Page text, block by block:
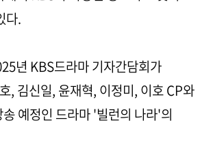
다.
년 KBS드라마 기자간담회가
, 김신일, 윤재혁, 이정미, 이호 CP와
예정인 드라마 '빌런의 나라'의